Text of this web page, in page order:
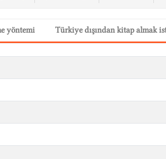
Türkiye dışından kitap almak
yöntemi